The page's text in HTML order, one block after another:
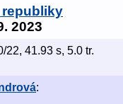
republiky
2023
22, 41.93 s, 5.0 tr.
: